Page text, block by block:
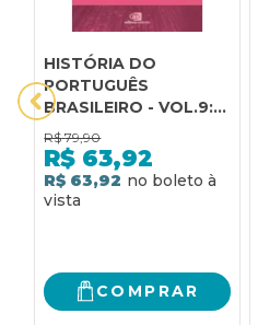
HISTÓRIA DO
PORTUGUÊS
BRASILEIRO - VOL.9:
HISTÓRIA SOCIAL DO
PORTUGUÊS
BRASILEIRO: DA
HISTÓRIA SOCIAL À
R$ 79,90
R$ 63,92
R$ 63,92
COMPRAR